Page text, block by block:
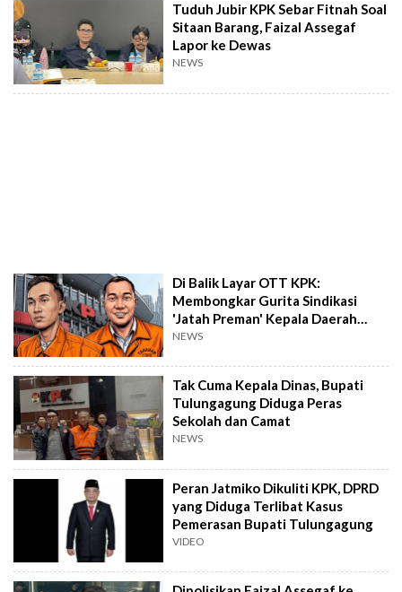
Tuduh Jubir KPK Sebar Fitnah Soal
Sitaan Barang, Faizal Assegaf
Lapor ke Dewas
NEWS
Di Balik Layar OTT KPK:
Membongkar Gurita Sindikasi
'Jatah Preman' Kepala Daerah
Lewat Ajudan
NEWS
Tak Cuma Kepala Dinas, Bupati
Tulungagung Diduga Peras
Sekolah dan Camat
NEWS
Peran Jatmiko Dikuliti KPK, DPRD
yang Diduga Terlibat Kasus
Pemerasan Bupati Tulungagung
VIDEO